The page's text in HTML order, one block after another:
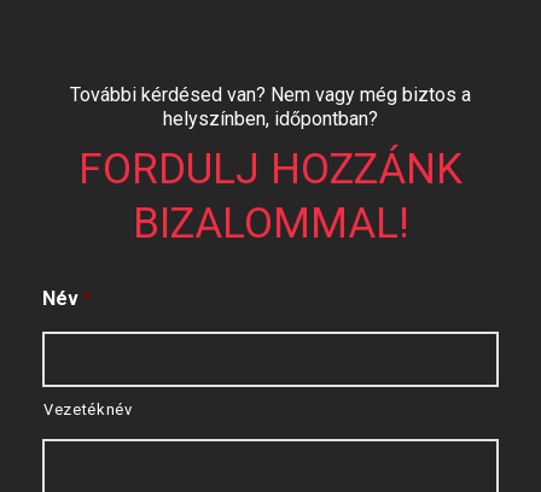
További kérdésed van? Nem vagy még biztos a
helyszínben, időpontban?
FORDULJ HOZZÁNK
BIZALOMMAL!
Név *
Vezetéknév